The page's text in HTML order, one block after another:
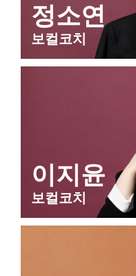
정소연
보컬코치
이지윤
보컬코치